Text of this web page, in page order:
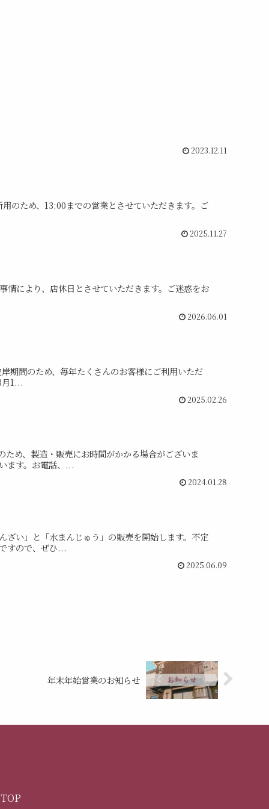
2023.12.11
のため、13:00までの営業とさせていただきます。ご
2025.11.27
情により、店休日とさせていただきます。ご迷惑をお
2026.06.01
期間のため、毎年たくさんのお客様にご利用いただ
1...
2025.02.26
め、製造・販売にお時間がかかる場合がございま
ます。お電話、...
2024.01.28
ざい」と「水まんじゅう」の販売を開始します。不定
すので、ぜひ...
2025.06.09
年末年始営業のお知らせ
TOP